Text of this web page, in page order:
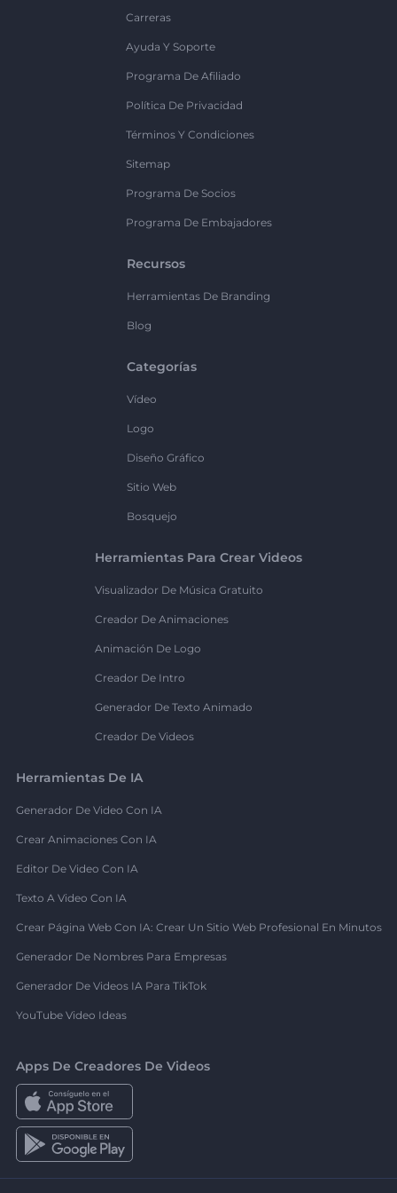
Carreras
Ayuda Y Soporte
Programa De Afiliado
Política De Privacidad
Términos Y Condiciones
Sitemap
Programa De Socios
Programa De Embajadores
Recursos
Herramientas De Branding
Blog
Categorías
Vídeo
Logo
Diseño Gráfico
Sitio Web
Bosquejo
Herramientas Para Crear Videos
Visualizador De Música Gratuito
Creador De Animaciones
Animación De Logo
Creador De Intro
Generador De Texto Animado
Creador De Videos
Herramientas De IA
Generador De Video Con IA
Crear Animaciones Con IA
Editor De Video Con IA
Texto A Video Con IA
Crear Página Web Con IA: Crear Un Sitio Web Profesional En Minutos
Generador De Nombres Para Empresas
Generador De Videos IA Para TikTok
YouTube Video Ideas
Apps De Creadores De Videos